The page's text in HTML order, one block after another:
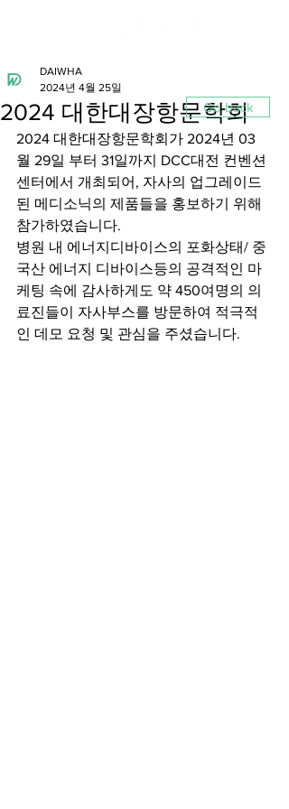
2024 대한대장항문학회
DAIWHA
2024년 4월 25일
2024 대한대장항문학회가 2024년 03
월 29일 부터 31일까지 DCC대전 컨벤션
센터에서 개최되어, 자사의 업그레이드
된 메디소닉의 제품들을 홍보하기 위해
참가하였습니다.
병원 내 에너지디바이스의 포화상태/ 중
국산 에너지 디바이스등의 공격적인 마
케팅 속에 감사하게도 약 450여명의 의
료진들이 자사부스를 방문하여 적극적
인 데모 요청 및 관심을 주셨습니다.
Go back